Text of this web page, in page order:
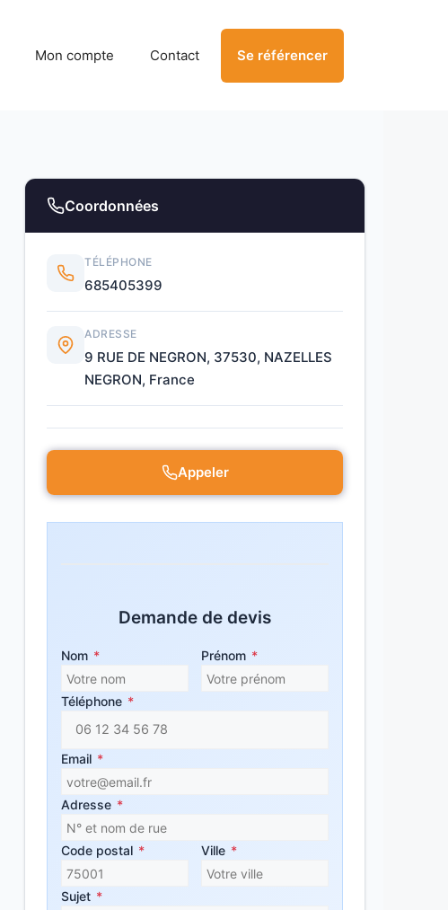
Mon compte Contact Se référencer
Coordonnées
TÉLÉPHONE
685405399
ADRESSE
9 RUE DE NEGRON, 37530, NAZELLES
NEGRON, France
Appeler
Demande de devis
Nom * Prénom *
Téléphone *
Email *
Adresse *
Code postal * Ville *
Sujet *